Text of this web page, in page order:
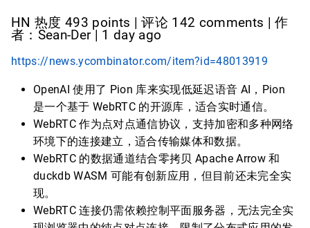
HN 热度 493 points | 评论 142 comments | 作
者：Sean-Der | 1 day ago
https://news.ycombinator.com/item?id=48013919
OpenAI 使用了 Pion 库来实现低延迟语音 AI，Pion
是一个基于 WebRTC 的开源库，适合实时通信。
WebRTC 作为点对点通信协议，支持加密和多种网络
环境下的连接建立，适合传输媒体和数据。
WebRTC 的数据通道结合零拷贝 Apache Arrow 和
duckdb WASM 可能有创新应用，但目前还未完全实
现。
WebRTC 连接仍需依赖控制平面服务器，无法完全实